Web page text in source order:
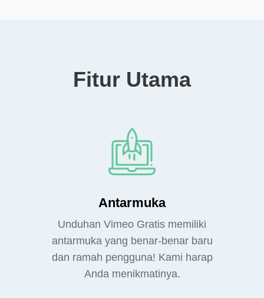
Fitur Utama
Antarmuka
Unduhan Vimeo Gratis memiliki
antarmuka yang benar-benar baru
dan ramah pengguna! Kami harap
Anda menikmatinya.